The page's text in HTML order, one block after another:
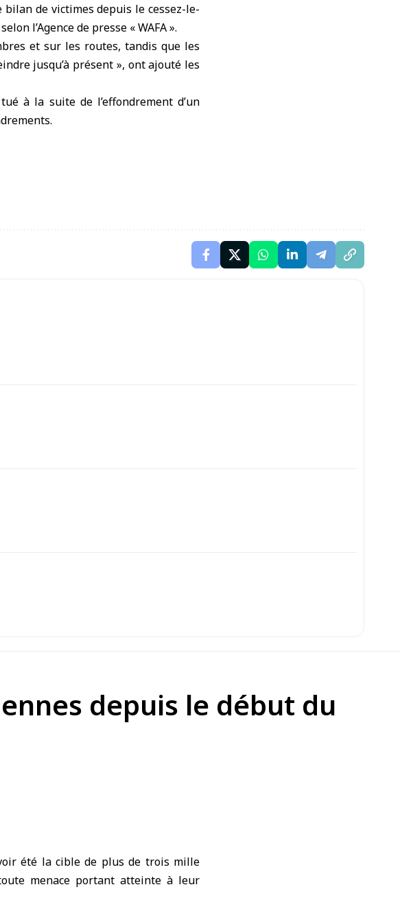
de victimes depuis le cessez-le-
l’Agence de presse « WAFA ».
et sur les routes, tandis que les
jusqu’à présent », ont ajouté les
à la suite de l’effondrement d’un
depuis le début du
été la cible de plus de trois mille
menace portant atteinte à leur